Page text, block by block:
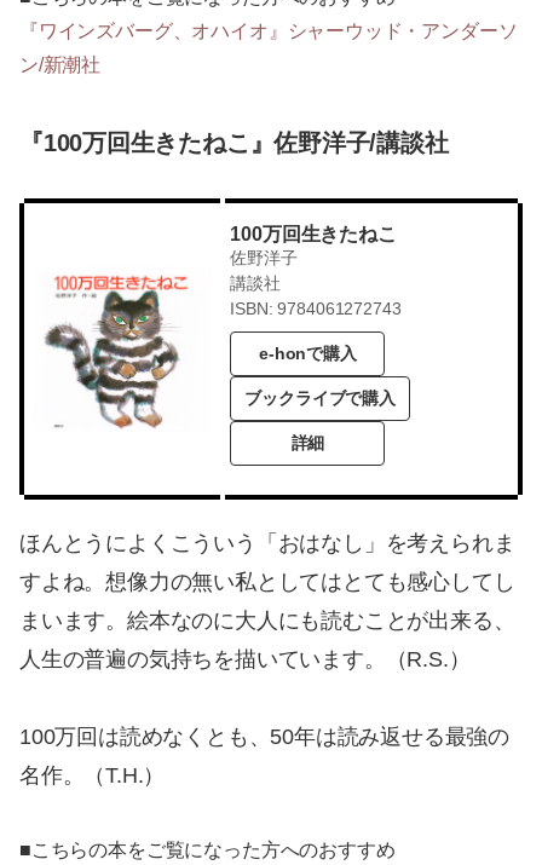
『ワインズバーグ、オハイオ』シャーウッド・アンダーソ
ン/新潮社
『100万回生きたねこ』佐野洋子/講談社
100万回生きたねこ
佐野洋子
講談社
ISBN: 9784061272743
e-honで購入
ブックライブで購入
詳細
ほんとうによくこういう「おはなし」を考えられま
すよね。想像力の無い私としてはとても感心してし
まいます。絵本なのに大人にも読むことが出来る、
人生の普遍の気持ちを描いています。（R.S.）
100万回は読めなくとも、50年は読み返せる最強の
名作。（T.H.）
■こちらの本をご覧になった方へのおすすめ